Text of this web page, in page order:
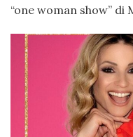
“one woman show” di